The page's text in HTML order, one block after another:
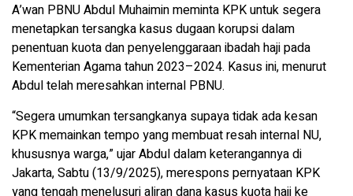
A’wan PBNU Abdul Muhaimin meminta KPK untuk segera
menetapkan tersangka kasus dugaan korupsi dalam
penentuan kuota dan penyelenggaraan ibadah haji pada
Kementerian Agama tahun 2023–2024. Kasus ini, menurut
Abdul telah meresahkan internal PBNU.
“Segera umumkan tersangkanya supaya tidak ada kesan
KPK memainkan tempo yang membuat resah internal NU,
khususnya warga,” ujar Abdul dalam keterangannya di
Jakarta, Sabtu (13/9/2025), merespons pernyataan KPK